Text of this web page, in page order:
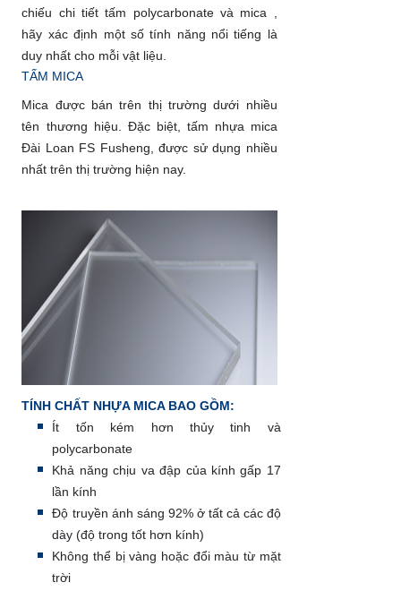
chiếu chi tiết tấm polycarbonate và mica ,
hãy xác định một số tính năng nổi tiếng là
duy nhất cho mỗi vật liệu.
TẤM MICA
Mica được bán trên thị trường dưới nhiều
tên thương hiệu. Đặc biệt, tấm nhựa mica
Đài Loan FS Fusheng, được sử dụng nhiều
nhất trên thị trường hiện nay.
TÍNH CHẤT NHỰA MICA BAO GỒM:
Ít tốn kém hơn thủy tinh và
polycarbonate
Khả năng chịu va đập của kính gấp 17
lần kính
Độ truyền ánh sáng 92% ở tất cả các độ
dày (độ trong tốt hơn kính)
Không thể bị vàng hoặc đổi màu từ mặt
trời